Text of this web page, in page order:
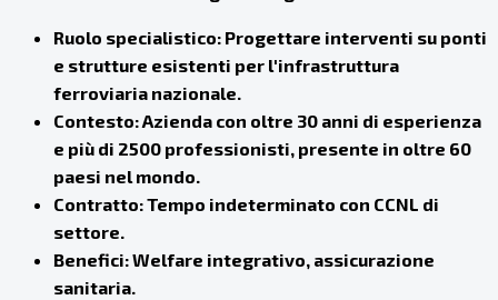
Ruolo specialistico: Progettare interventi su ponti
e strutture esistenti per l'infrastruttura
ferroviaria nazionale.
Contesto: Azienda con oltre 30 anni di esperienza
e più di 2500 professionisti, presente in oltre 60
paesi nel mondo.
Contratto: Tempo indeterminato con CCNL di
settore.
Benefici: Welfare integrativo, assicurazione
sanitaria.